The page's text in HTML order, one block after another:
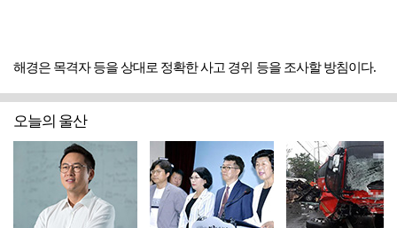
해경은 목격자 등을 상대로 정확한 사고 경위 등을 조사할 방침이다.
오늘의 울산